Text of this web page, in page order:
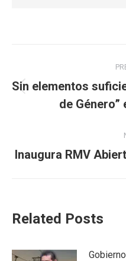
navigation
Sin elementos
de Género”
Inaugura RMV
Related Posts